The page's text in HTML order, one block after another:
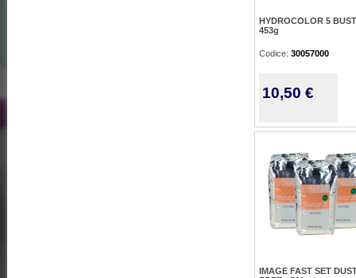
HYDROCOLOR 5
453g
Codice: 30057000
10,50 €
IMAGE FAST SET